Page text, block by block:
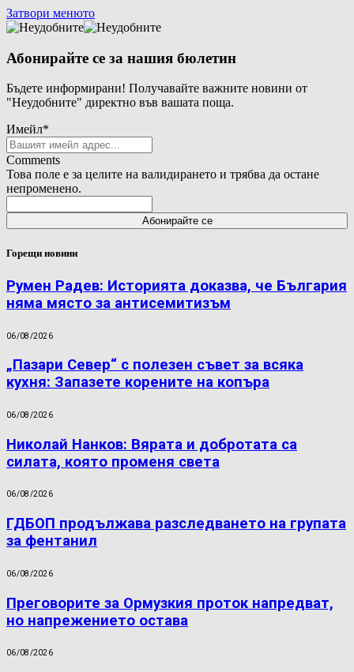
Затвори менюто
Абонирайте се за нашия бюлетин
Бъдете информирани! Получавайте важните новини от
"Неудобните" директно във вашата поща.
Имейл*
Comments
Това поле е за целите на валидирането и трябва да остане
непроменено.
Горещи новини
Румен Радев: Историята доказва, че България
няма място за антисемитизъм
06/08/2026
„Пазари Север“ с полезен съвет за всяка
кухня: Запазете корените на копъра
06/08/2026
Николай Нанков: Вярата и добротата са
силата, която променя света
06/08/2026
ГДБОП продължава разследването на групата
за фентанил
06/08/2026
Преговорите за Ормузкия проток напредват,
но напрежението остава
06/08/2026